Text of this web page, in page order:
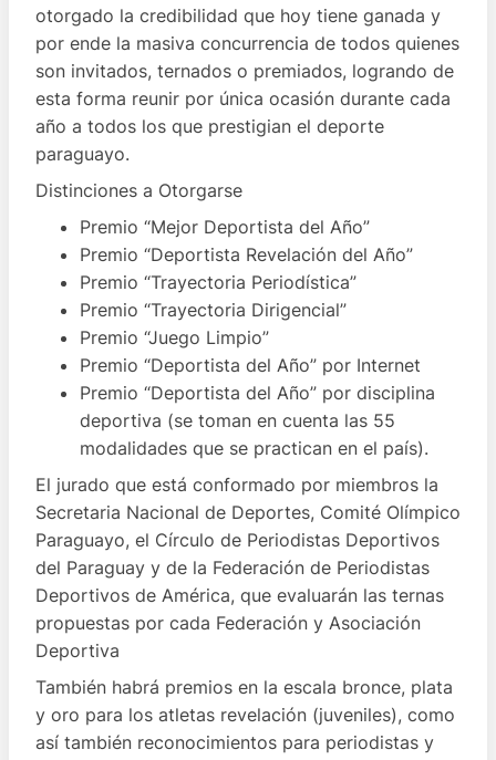
otorgado la credibilidad que hoy tiene ganada y
por ende la masiva concurrencia de todos quienes
son invitados, ternados o premiados, logrando de
esta forma reunir por única ocasión durante cada
año a todos los que prestigian el deporte
paraguayo.
Distinciones a Otorgarse
Premio “Mejor Deportista del Año”
Premio “Deportista Revelación del Año”
Premio “Trayectoria Periodística”
Premio “Trayectoria Dirigencial”
Premio “Juego Limpio”
Premio “Deportista del Año” por Internet
Premio “Deportista del Año” por disciplina
deportiva (se toman en cuenta las 55
modalidades que se practican en el país).
El jurado que está conformado por miembros la
Secretaria Nacional de Deportes, Comité Olímpico
Paraguayo, el Círculo de Periodistas Deportivos
del Paraguay y de la Federación de Periodistas
Deportivos de América, que evaluarán las ternas
propuestas por cada Federación y Asociación
Deportiva
También habrá premios en la escala bronce, plata
y oro para los atletas revelación (juveniles), como
así también reconocimientos para periodistas y